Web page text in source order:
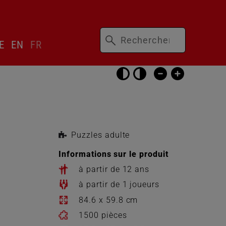
Passer
les
réglages
EN FR
Mots-
clés
Puzzles adulte
Informations sur le produit
à partir de 12 ans
à partir de 1 joueurs
84.6 x 59.8 cm
1500 pièces